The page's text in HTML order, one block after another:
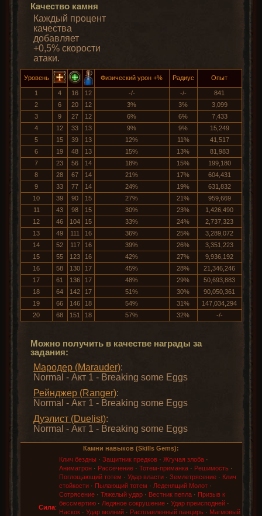
Качество камня
Каждый процент
качества
добавляет
+0,5% скорости
атаки.
Уровень Физический урон +% Радиус Опыт
1 4 16 12 -/- -/-
841
2
6 20 12 3% 3%
3,099
3
9 27 12 6% 6%
7,433
4
12 33 13 9% 9%
15,249
5
15 39 13 12% 11%
41,517
6
19 48 13 15% 13%
81,983
7
23 56 14 18% 15%
199,180
8
28 67 14 21% 17%
604,431
9
33 77 14 24% 19%
631,832
10
39 90 15 27% 21%
959,669
11
43 98 15 30% 23%
1,426,490
12
46 104 15 33% 24%
2,737,323
13
49 111 16 36% 25%
3,289,072
14
52 117 16 39% 26%
3,351,223
15
55 123 16 42% 27%
9,936,192
16
58 130 17 45% 28%
21,346,246
17
61 136 17 48% 29%
50,693,883
18
64 142 17 51% 30%
90,050,361
19
66 146 18 54% 31%
147,034,294
20
68 151 18 57% 32% -/-
Можно получить в качестве награды за
задания:
Мародер (Marauder):
Normal - Акт 1 - Breaking some Eggs
Рейнджер (Ranger):
Normal - Акт 1 - Breaking some Eggs
Дуэлист (Duelist):
Normal - Акт 1 - Breaking some Eggs
Камни навыков (Skills Gems):
Сила:
Клич бездны · Защитник предков· Жгучая злоба·
Аниматрон· Рассечение· Тотем-приманка· Решимость·
Поглощающий тотем · Удар власти· Землетрясение· Клич
стойкости· Пылающий тотем · Леденящий Молот·
Сотрясение· Тяжелый удар· Вестник пепла· Призыв к
бессмертию· Ледяное сокрушение· Удар преисподней·
Наскок· Удар молний· Расплавленный панцирь· Магмовый